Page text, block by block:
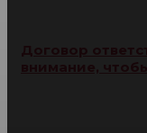
Договор